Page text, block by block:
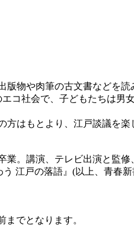
物や肉筆の古文書などを
コ社会で、子どもたちは
はもとより、江戸談議を
。講演、テレビ出演と監
江戸の落語』(以上、青春
でとなります。